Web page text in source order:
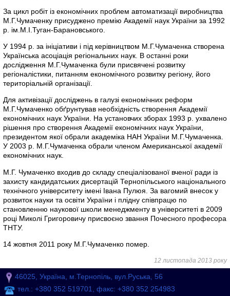
За цикл робіт із економічних проблем автоматизації виробництва
М.Г.Чумаченку присуджено премію Академії наук України за 1992
р. ім.М.І.Туган-Барановського.
У 1994 р. за ініціативи і під керівництвом М.Г.Чумаченка створена
Українська асоціація регіональних наук. В останні роки
дослідження М.Г.Чумаченка були присвячені розвитку
регіоналістики, питанням економічного розвитку регіону, його
територіальній організації.
Для активізації досліджень в галузі економічних реформ
М.Г.Чумаченко обґрунтував необхідність створення Академії
економічних наук України. На установчих зборах 1993 р. ухвалено
рішення про створення Академії економічних наук України,
президентом якої обрали академіка НАН України М.Г.Чумаченка.
У 2003 р. М.Г.Чумаченка обрали членом Американської академії
економічних наук.
М.Г. Чумаченко входив до складу спеціалізованої вченої ради із
захисту кандидатських дисертацій Тернопільського національного
технічного університету імені Івана Пулюя. За вагомий внесок у
розвиток науки та освіти України і плідну співпрацю по
становленню наукової школи менеджменту в університеті в 2009
році Миколі Григоровичу присвоєно звання Почесного професора
ТНТУ.
14 жовтня 2011 року М.Г.Чумаченко помер.
12 листопада 2013 року
46025, Україна, м.Тернопіль, вул.Руська, 56
тел.: +380 352 519701, факс: +380 352 254983